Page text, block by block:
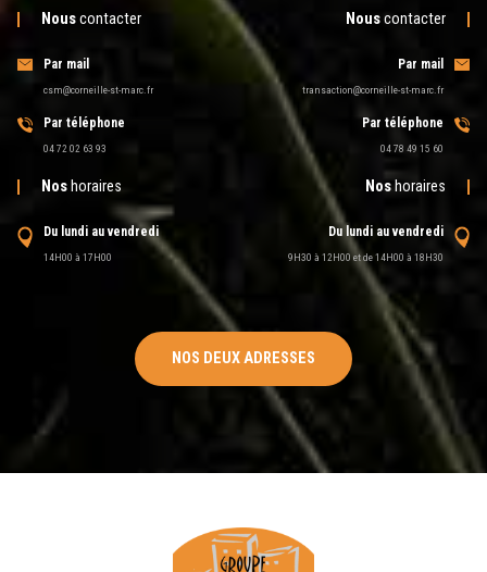
Nouscontacter
Par mail
csm@corneille-st-marc.fr
Par téléphone
04 72 02 63 93
Nos horaires
Du lundi au vendredi
14H00 à 17H00
NOS DEUX ADRESSES
Nouscontacter
Par mail
transaction@corneille-st-marc.fr
Par téléphone
04 78 49 15 60
Noshoraires
Du lundi au vendredi
9H30 à 12H00 et de 14H00 à 18H30